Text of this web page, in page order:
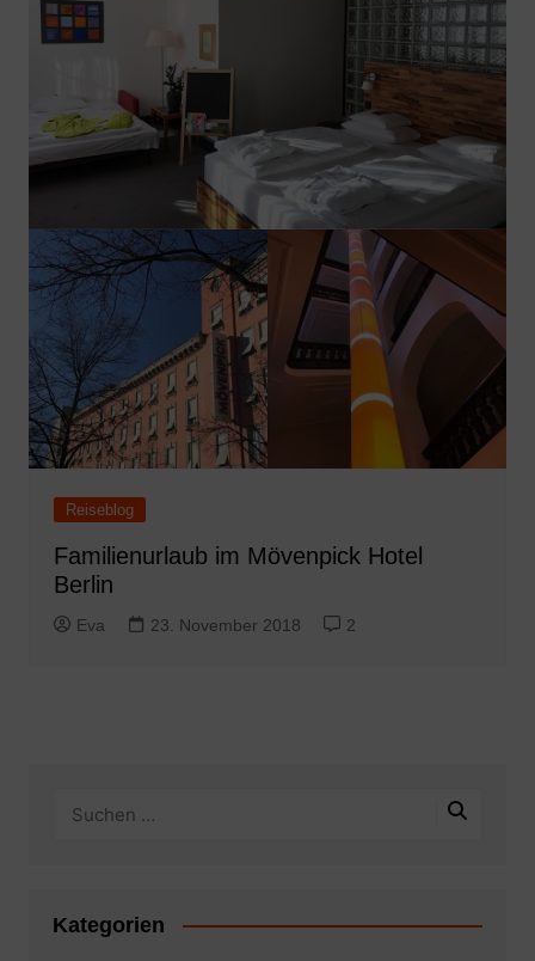
Reiseblog
Familienurlaub im Mövenpick Hotel
Berlin
Eva 23. November 2018 2
Kategorien